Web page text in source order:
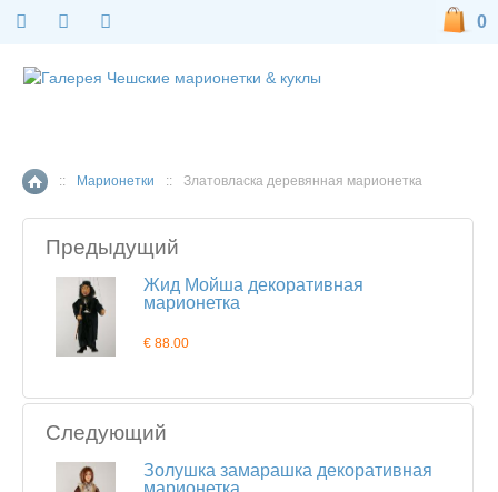
Главная страница
:: Марионетки :: Златовласка деревянная марионетка
Предыдущий
Жид Мойша декоративная
марионетка
€ 88.00
Следующий
Золушка замарашка декоративная
марионетка
0